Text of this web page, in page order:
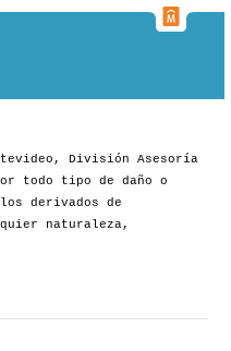
División Asesoría
todo tipo de daño o
derivados de
naturaleza,